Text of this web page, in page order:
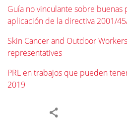
Guía no vinculante sobre buenas
aplicación de la directiva 2001/
Skin Cancer and Outdoor
representatives
PRL en trabajos que pueden
2019